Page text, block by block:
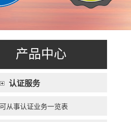
产品中心
认证服务
可从事认证业务一览表